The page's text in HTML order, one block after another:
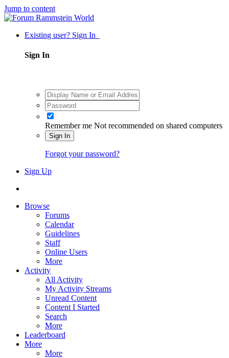
Jump to content
Existing user? Sign In
Sign In
Remember me Not recommended on shared computers
Sign In
Forgot your password?
Sign Up
Browse
Forums
Calendar
Guidelines
Staff
Online Users
More
Activity
All Activity
My Activity Streams
Unread Content
Content I Started
Search
More
Leaderboard
More
More